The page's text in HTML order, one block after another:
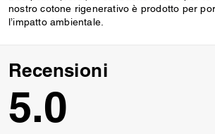
nostro cotone rigenerativo è prodotto per
l’impatto ambientale.
Recensioni
5.0